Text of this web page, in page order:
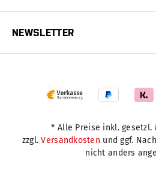
NEWSLETTER
* Alle Preise inkl. gesetzl.
zzgl.Versandkosten und ggf.
nicht anders